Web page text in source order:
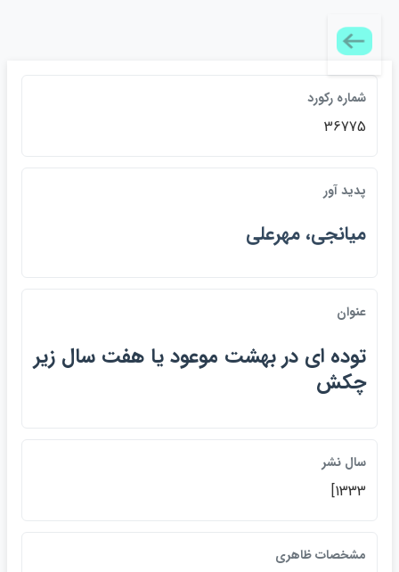
شماره ركورد
36775
پديد آور
ميانجي، مهرعلي
عنوان
توده اي در بهشت موعود يا هفت سال زير
چكش
سال نشر
1333]
مشخصات ظاهري